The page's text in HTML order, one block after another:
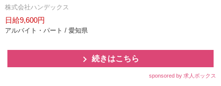
株式会社ハンデックス
日給9,600円
アルバイト・パート / 愛知県
続きはこちら
sponsored by 求人ボックス